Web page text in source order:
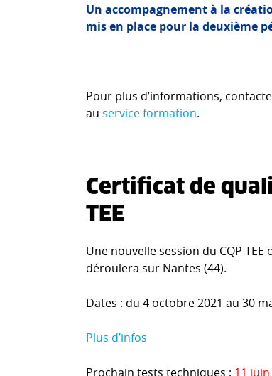
Un accompagnement à la
mis en place pour la deuxième
Pour plus d’informations,
au service formation.
Certificat de
TEE
Une nouvelle session du CQP
déroulera sur Nantes (44).
Dates : du 4 octobre 2021 au 30
Plus d’infos
Prochain tests techniques : 11 juin